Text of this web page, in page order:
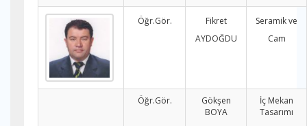
Öğr.Gör.
Fikret
AYDOĞDU
Seramik ve
Cam
Öğr.Gör.
Gökşen
BOYA
İç Mekan
Tasarımı